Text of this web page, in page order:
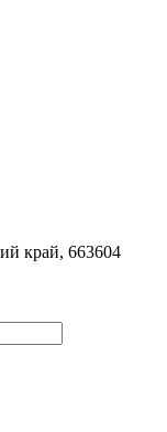
край, 663604